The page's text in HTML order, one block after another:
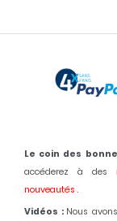
Le coin des
accéderez à des
nouveautés .
Vidéos : Nous